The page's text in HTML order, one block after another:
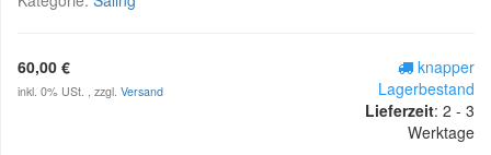
60,00 €
inkl. 0% USt. , zzgl. Versand
knapper
Lagerbestand
Lieferzeit: 2 - 3
Werktage